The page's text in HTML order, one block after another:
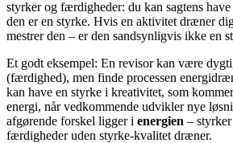
styrker og færdigheder: du kan sagtens
den er en styrke. Hvis en aktivitet dræner
mestrer den – er den sandsynligvis ikke en
Et godt eksempel: En revisor kan være
(færdighed), men finde processen
kan have en styrke i kreativitet, som
energi, når vedkommende udvikler nye
afgørende forskel ligger i energien –
færdigheder uden styrke-kvalitet dræner.